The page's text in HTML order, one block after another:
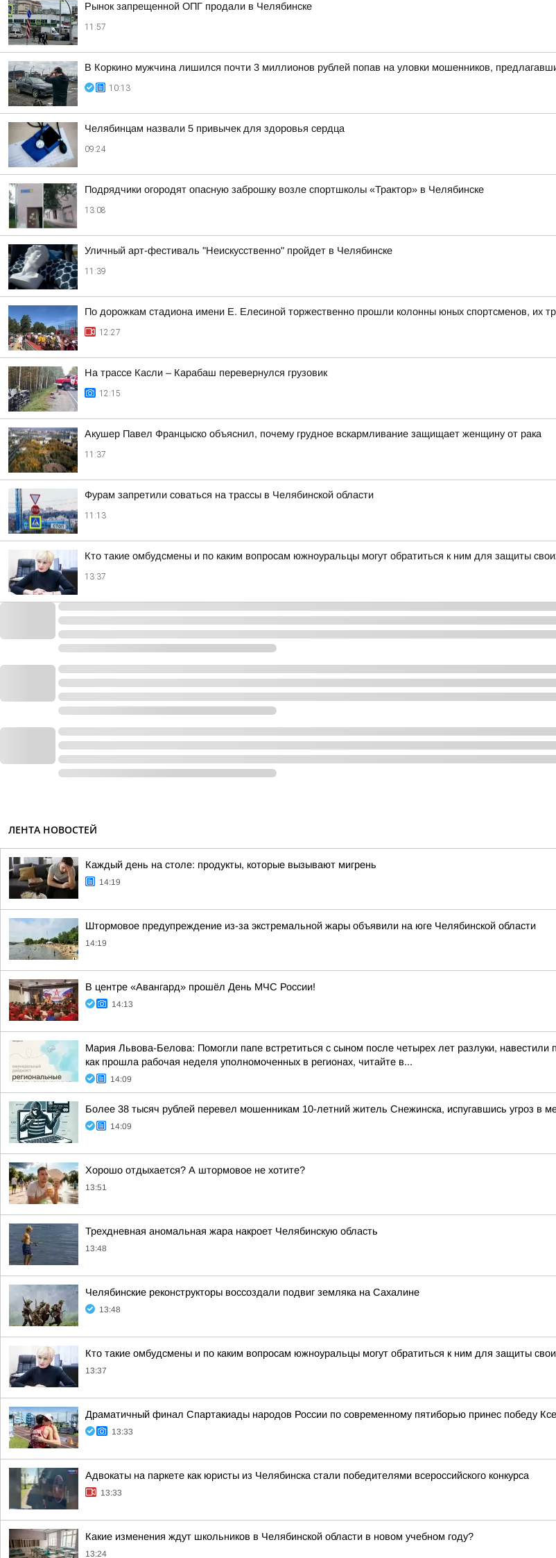
Рынок запрещенной ОПГ продали в Челябинске
11:57
В Коркино мужчина лишился почти 3 миллионов рублей попав на уловки мошенников,
10:13
Челябинцам назвали 5 привычек для здоровья сердца
09:24
Подрядчики огородят опасную заброшку возле спортшколы «Трактор» в Челябинске
13:08
Уличный арт-фестиваль "Неискусственно" пройдет в Челябинске
11:39
По дорожкам стадиона имени Е. Елесиной торжественно прошли колонны юных спортсменов, их
12:27
На трассе Касли – Карабаш перевернулся грузовик
12:15
Акушер Павел Францыско объяснил, почему грудное вскармливание защищает женщину от рака
11:37
Фурам запретили соваться на трассы в Челябинской области
11:13
Кто такие омбудсмены и по каким вопросам южноуральцы могут обратиться к ним для защиты
13:37
ЛЕНТА НОВОСТЕЙ
Каждый день на столе: продукты, которые вызывают мигрень
14:19
Штормовое предупреждение из-за экстремальной жары объявили на юге Челябинской области
14:19
В центре «Авангард» прошёл День МЧС России!
14:13
Мария Львова-Белова: Помогли папе встретиться с сыном после четырех лет разлуки,
как прошла рабочая неделя уполномоченных в регионах, читайте в...
14:09
Более 38 тысяч рублей перевел мошенникам 10-летний житель Снежинска, испугавшись угроз в
14:09
Хорошо отдыхается? А штормовое не хотите?
13:51
Трехдневная аномальная жара накроет Челябинскую область
13:48
Челябинские реконструкторы воссоздали подвиг земляка на Сахалине
13:48
Кто такие омбудсмены и по каким вопросам южноуральцы могут обратиться к ним для защиты
13:37
Драматичный финал Спартакиады народов России по современному пятиборью принес победу
13:33
Адвокаты на паркете как юристы из Челябинска стали победителями всероссийского конкурса
13:33
Какие изменения ждут школьников в Челябинской области в новом учебном году?
13:24